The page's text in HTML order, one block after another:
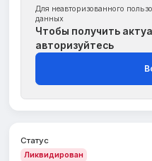
Для неавторизованного
данных
Чтобы получить
авторизуйтесь
Статус
Ликвидирован